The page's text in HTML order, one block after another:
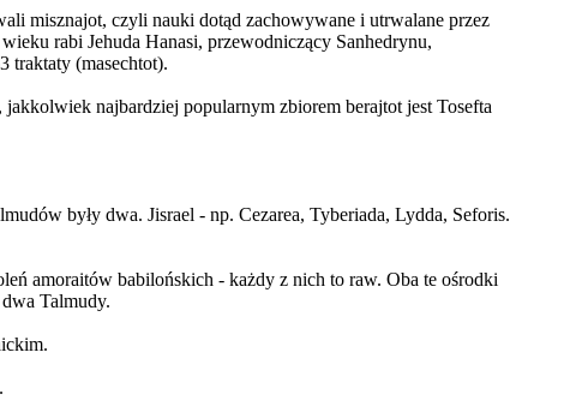
misznajot, czyli nauki dotąd zachowywane i utrwalane przez
rabi Jehuda Hanasi, przewodniczący Sanhedrynu,
traktaty (masechtot).
najbardziej popularnym zbiorem berajtot jest Tosefta
były dwa. Jisrael - np. Cezarea, Tyberiada, Lydda, Seforis.
amoraitów babilońskich - każdy z nich to raw. Oba te ośrodki
Talmudy.